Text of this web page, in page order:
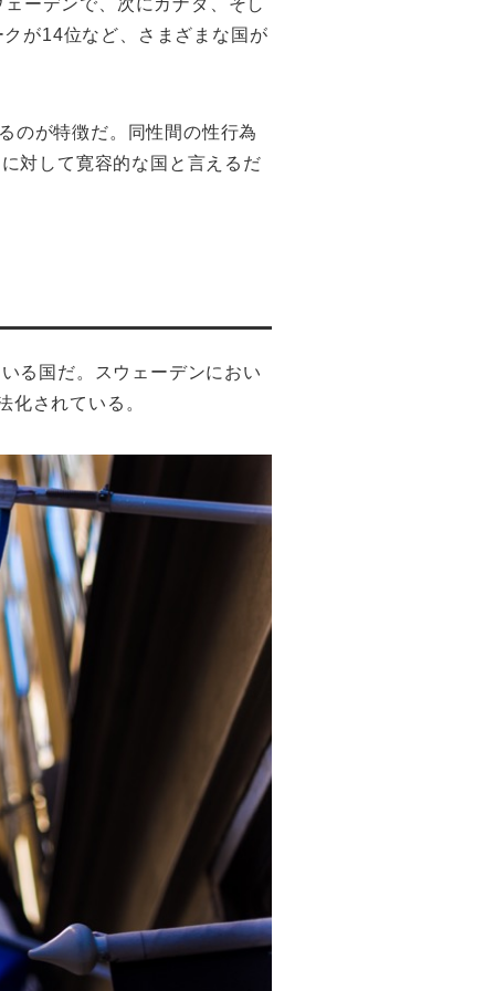
が14位など、さまざまな国が
のが特徴だ。同性間の性行為
対して寛容的な国と言えるだ
る国だ。スウェーデンにおい
されている。